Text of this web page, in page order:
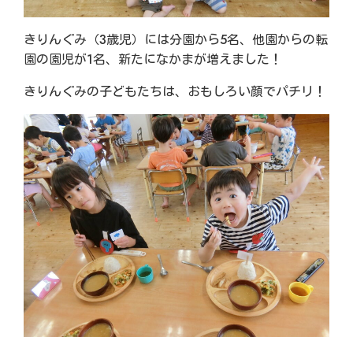
きりんぐみ（3歳児）には分園から5名、他園からの転
園の園児が1名、新たになかまが増えました！
きりんぐみの子どもたちは、おもしろい顔でパチリ！